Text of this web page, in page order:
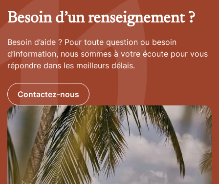
Besoin d’un renseignement ?
Besoin d’aide ? Pour toute question ou besoin
d’information, nous sommes à votre écoute pour vous
répondre dans les meilleurs délais.
Contactez-nous